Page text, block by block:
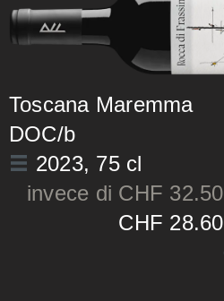
Toscana Maremma
DOC/b
2023, 75 cl
invece di CHF 32.50
CHF 28.60